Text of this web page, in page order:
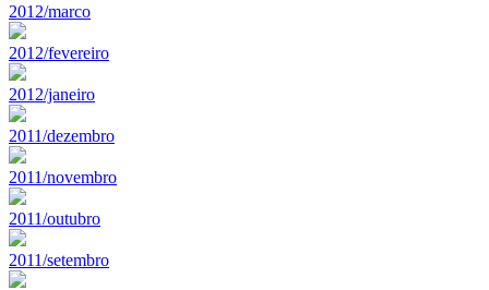
2012/marco
2012/fevereiro
2012/janeiro
2011/dezembro
2011/novembro
2011/outubro
2011/setembro